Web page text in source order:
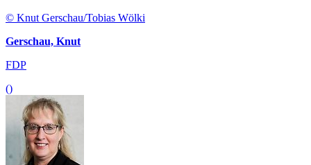
© Knut Gerschau/Tobias Wölki
Gerschau, Knut
FDP
()